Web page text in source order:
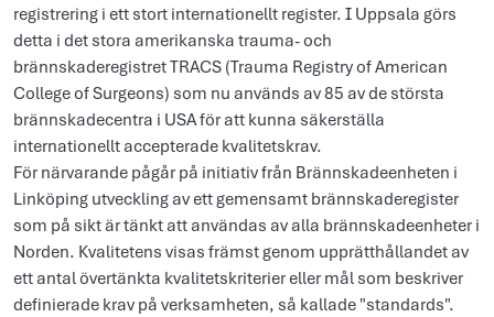
registrering i ett stort internationellt register. I Uppsala görs
detta i det stora amerikanska trauma- och
brännskaderegistret TRACS (Trauma Registry of American
College of Surgeons) som nu används av 85 av de största
brännskadecentra i USA för att kunna säkerställa
internationellt accepterade kvalitetskrav.
För närvarande pågår på initiativ från Brännskadeenheten i
Linköping utveckling av ett gemensamt brännskaderegister
som på sikt är tänkt att användas av alla brännskadeenheter i
Norden. Kvalitetens visas främst genom upprätthållandet av
ett antal övertänkta kvalitetskriterier eller mål som beskriver
definierade krav på verksamheten, så kallade "standards".